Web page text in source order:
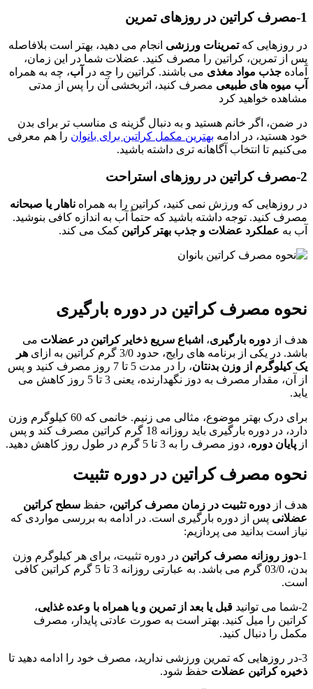
1-مصرف کراتین در روزهای تمرین
در روزهایی کهتمرینات ورزشی انجام می دهید، بهتر است بلافاصله
پس از تمرین، کراتین را مصرف کنید. عضلات شما در این زمان،
آماده جذب مواد مغذی می باشند. کراتین را چه در آب، چه به همراه
آب میوه های طبیعی مصرف کنید، اثربخشی آن را پس از مدتی
مشاهده خواهید کرد
در ضمن، اگر خانم هستید و به دنبال گزینه ی مناسب تر برای بدن
خود هستید، در ادامه بهترین مکمل کراتین برای بانوان را هم معرفی
می‌کنیم تا انتخاب آگاهانه تری داشته باشید.
2-مصرف کراتین در روزهای استراحت
در روزهایی که ورزش نمی کنید، کراتین را به همراه ناهار یا صبحانه
مصرف کنید. توجه داشته باشید که حتماً آب به اندازه کافی بنوشید.
آب به عملکرد عضلات و جذب بهتر کراتین کمک می کند.
نحوه مصرف کراتین در دوره بارگیری
هدف از دوره بارگیری، اشباع سریع ذخایر کراتین در عضلات می
باشد. در یکی از برنامه های رایج، حدود 3/0 گرم کراتین به ازای
هر
یک کیلوگرم از وزن بدنتان
، را در مدت 5 تا 7 روز مصرف کنید و پس
از آن، مقدار مصرف به دوز نگهدارنده، یعنی 3 تا 5 روز کاهش می
یابد.
برای درک بهتر موضوع، مثالی می زنیم. خانمی که 60 کیلوگرم وزن
دارد، در دوره بارگیری باید روزانه 18 گرم کراتین مصرف کند و پس
از پایان دوره، دوز مصرف را به 3 تا 5 گرم در طول روز کاهش دهید.
نحوه مصرف کراتین در دوره تثبیت
هدف از دوره تثبیت در زمان مصرف کراتین، حفظ سطح کراتین
عضلانی پس از دوره بارگیری است. در ادامه به بررسی مواردی که
نیاز است بدانید می پردازیم:
1- دوز روزانه مصرف کراتین در دوره تثبیت، برای هر کیلوگرم وزن
بدن، 03/0 گرم می باشد. به عبارتی روزانه 3 تا 5 گرم کراتین کافی
است.
2-شما می توانید قبل یا بعد از تمرین و یا همراه با وعده غذایی،
کراتین را میل کنید. بهتر است به صورت عادتی پایدار، مصرف
مکمل را دنبال کنید.
3-در روزهایی که تمرین ورزشی ندارید، مصرف خود را ادامه دهید تا
ذخیره کراتین عضلات حفظ شود.